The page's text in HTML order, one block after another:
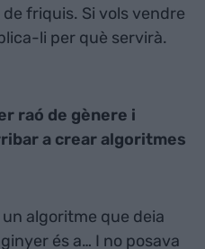
friquis. Si vols vendre
li per què servirà.
raó de gènere i
a crear algoritmes
algoritme que deia
és a… I no posava